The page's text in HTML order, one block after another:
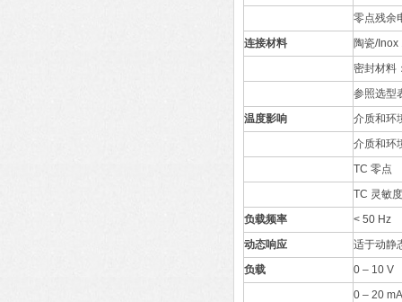
零点残余
连接材料
陶瓷/Inox
密封材料
参照选型
温度影响
介质和环
介质和环
TC 零点
TC 灵敏度
负载频率
< 50 Hz
动态响应
适于动静
负载
0 – 10
0 – 20